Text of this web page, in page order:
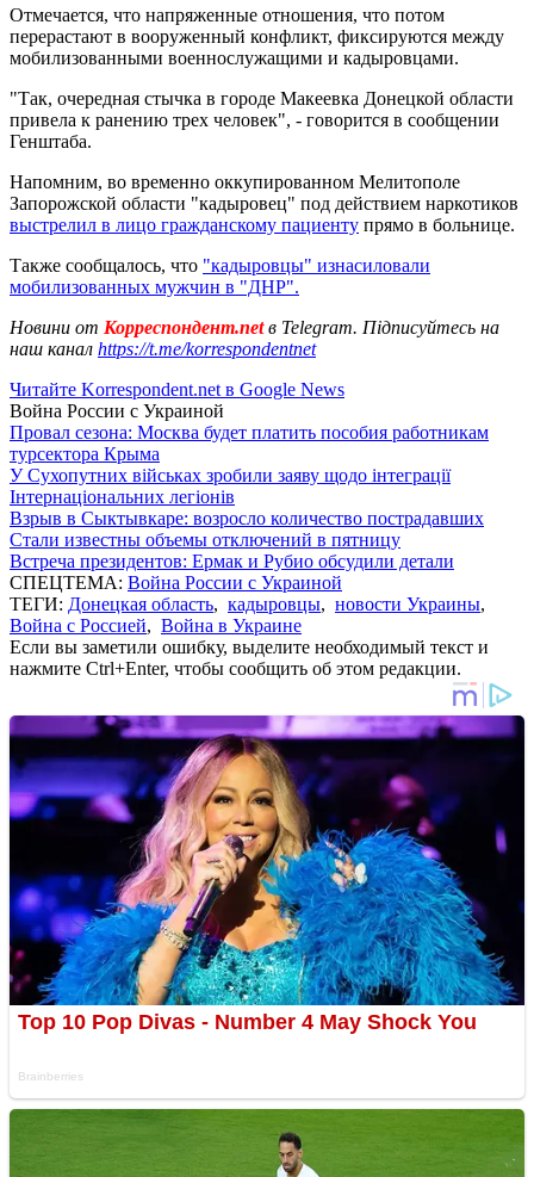
Отмечается, что напряженные отношения, что потом
перерастают в вооруженный конфликт, фиксируются между
мобилизованными военнослужащими и кадыровцами.
"Так, очередная стычка в городе Макеевка Донецкой области
привела к ранению трех человек", - говорится в сообщении
Генштаба.
Напомним, во временно оккупированном Мелитополе
Запорожской области "кадыровец" под действием наркотиков
выстрелил в лицо гражданскому пациенту прямо в больнице.
Также сообщалось, что "кадыровцы" изнасиловали
мобилизованных мужчин в "ДНР".
Новини от Корреспондент.netв Telegram. Підписуйтесь на
наш канал https://t.me/korrespondentnet
Читайте Korrespondent.net в Google News
Война России с Украиной
Провал сезона: Москва будет платить пособия работникам
турсектора Крыма
У Сухопутних військах зробили заяву щодо інтеграції
Інтернаціональних легіонів
Взрыв в Сыктывкаре: возросло количество пострадавших
Стали известны объемы отключений в пятницу
Встреча президентов: Ермак и Рубио обсудили детали
СПЕЦТЕМА: Война России с Украиной
ТЕГИ: Донецкая область, кадыровцы, новости Украины,
Война с Россией, Война в Украине
Если вы заметили ошибку, выделите необходимый текст и
нажмите Ctrl+Enter, чтобы сообщить об этом редакции.